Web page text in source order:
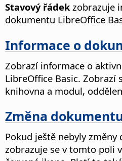
Stavový řádekzobrazuje
dokumentu LibreOffice
Informace o
Zobrazí informace o
LibreOffice Basic. Zobrazí
knihovna a modul,
Změna
Pokud ještě nebyly
zobrazuje se v tomto poli